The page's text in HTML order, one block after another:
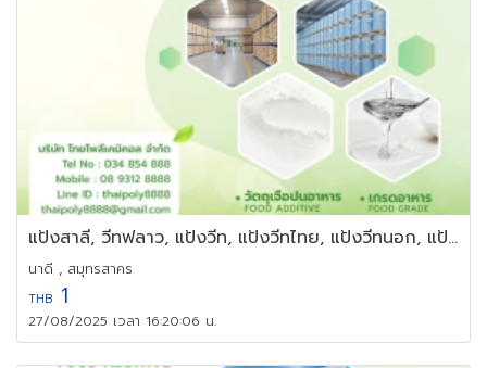
แป้งสาลี, วีทฟลาว, แป้งวีท, แป้งวีทไทย, แป้งวีทนอก, แป้งวีทนำเข้า
นาดี , สมุทรสาคร
THB 1
27/08/2025 เวลา 16:20:06 น.